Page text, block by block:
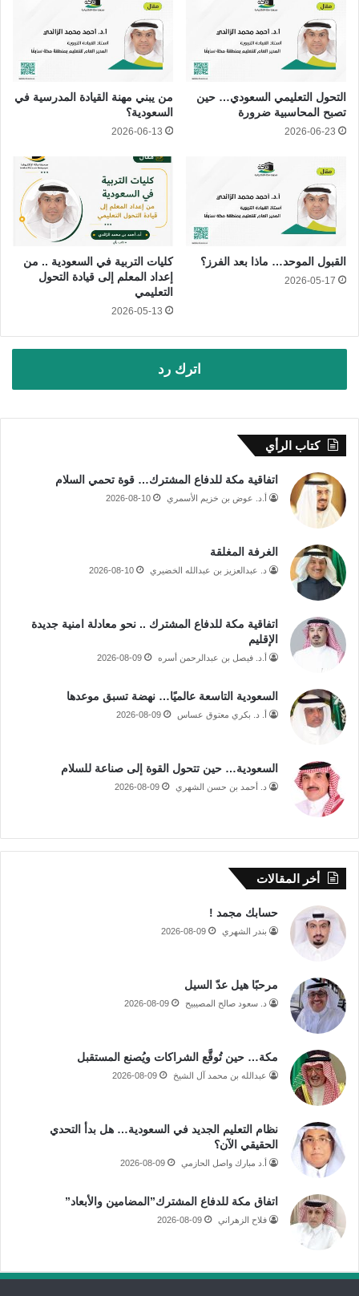
التحول التعليمي السعودي… حين
تصبح المحاسبية ضرورة
2026-06-23
من يبني مهنة القيادة المدرسية في
السعودية؟
2026-06-13
القبول الموحد… ماذا بعد الفرز؟
2026-05-17
كليات التربية في السعودية .. من
إعداد المعلم إلى قيادة التحول
التعليمي
2026-05-13
اترك رد
كتاب الرأي
اتفاقية مكة للدفاع المشترك… قوة تحمي السلام
أ.د. عوض بن خزيم الأسمري 2026-08-10
الغرفة المغلقة
د. عبدالعزيز بن عبدالله الخضيري 2026-08-10
اتفاقية مكة للدفاع المشترك .. نحو معادلة امنية جديدة
الإقليم
أ.د. فيصل بن عبدالرحمن أسره 2026-08-09
السعودية التاسعة عالميًا… نهضة تسبق موعدها
أ. د. بكري معتوق عساس 2026-08-09
السعودية… حين تتحول القوة إلى صناعة للسلام
د. أحمد بن حسن الشهري 2026-08-09
أخر المقالات
حسابك مجمد !
بندر الشهري 2026-08-09
مرحبًا هيل عدّ السيل
د. سعود صالح المصيبيح 2026-08-09
مكة… حين تُوقَّع الشراكات ويُصنع المستقبل
عبدالله بن محمد آل الشيخ 2026-08-09
نظام التعليم الجديد في السعودية… هل بدأ التحدي
الحقيقي الآن؟
أ.د مبارك واصل الحازمي 2026-08-09
اتفاق مكة للدفاع المشترك”المضامين والأبعاد”
فلاح الزهراني 2026-08-09